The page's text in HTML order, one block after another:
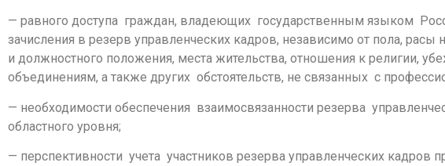
— равного доступа граждан, владеющих государственным языком
зачисления в резерв управленческих кадров, независимо от пола,
и должностного положения, места жительства, отношения к религии,
объединениям, а также других обстоятельств, не связанных с
— необходимости обеспечения взаимосвязанности резерва
областного уровня;
— перспективности учета участников резерва управленческих